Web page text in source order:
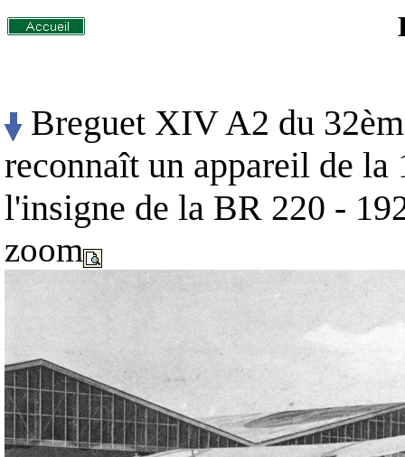
Breguet XIV A2 du
reconnaît un appareil de
l'insigne de la BR 220 -
zoom